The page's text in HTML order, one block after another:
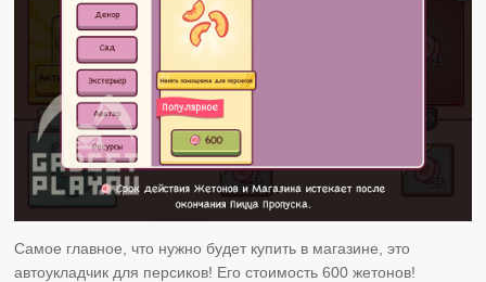
Самое главное, что нужно будет купить в магазине, это
автоукладчик для персиков! Его стоимость 600 жетонов!